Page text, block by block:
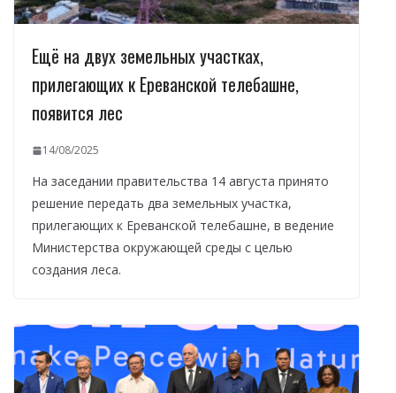
Ещё на двух земельных участках,
прилегающих к Ереванской телебашне,
появится лес
14/08/2025
На заседании правительства 14 августа принято
решение передать два земельных участка,
прилегающих к Ереванской телебашне, в ведение
Министерства окружающей среды с целью
создания леса.